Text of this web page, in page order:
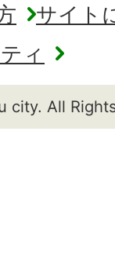
サイト
ィ
city. All